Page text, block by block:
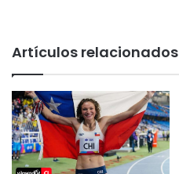
Artículos relacionados